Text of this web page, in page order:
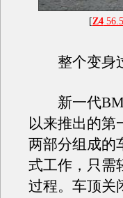
[Z4
整个变身过
新一代
以来推出的第
两部分组成的
式工作，只需
过程。车顶关